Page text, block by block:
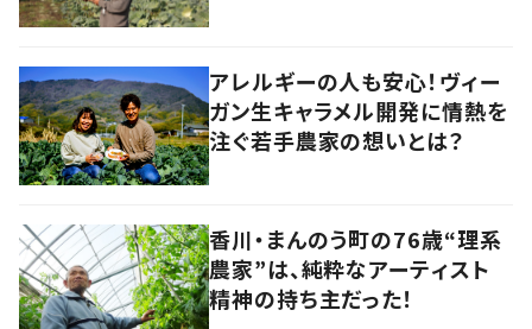
アレルギーの人も安心！ヴィー
ガン生キャラメル開発に情熱を
注ぐ若手農家の想いとは？
香川・まんのう町の76歳“理系
農家”は、純粋なアーティスト
精神の持ち主だった！